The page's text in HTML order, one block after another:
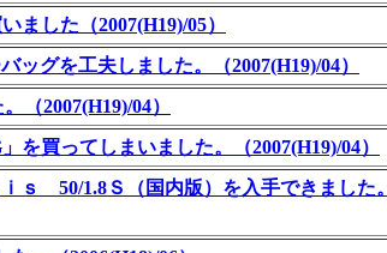
ました（2007(H19)/05）
グを工夫しました。（2007(H19)/04）
2007(H19)/04）
買ってしまいました。（2007(H19)/04）
ｓ 50/1.8Ｓ（国内版）を入手できました。